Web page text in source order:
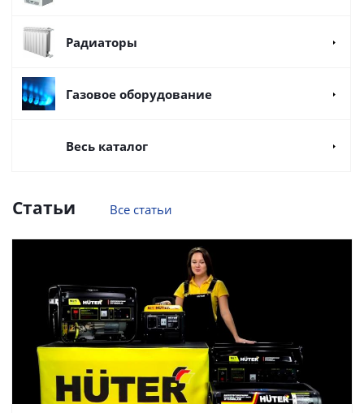
Радиаторы
Газовое оборудование
Весь каталог
Статьи Все статьи